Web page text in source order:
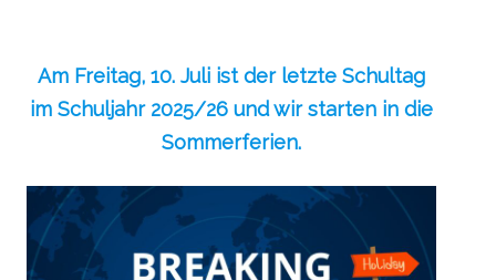
Am Freitag, 10. Juli ist der letzte Schultag
im Schuljahr 2025/26 und wir starten in die
Sommerferien.